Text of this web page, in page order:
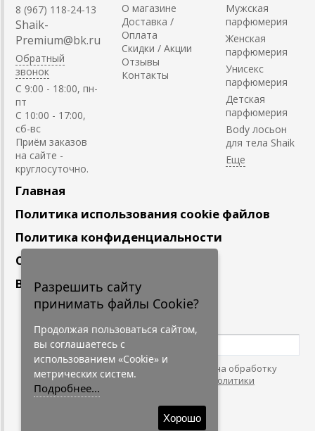
8 (967) 118-24-13
Shaik-
Premium@bk.ru
Обратный
звонок
C 9:00 - 18:00, пн-
пт
С 10:00 - 17:00,
сб-вс
Приём заказов
на сайте -
круглосуточно.
О магазине
Доставка /
Оплата
Скидки / Акции
Отзывы
Контакты
Мужская
парфюмерия
Женская
парфюмерия
Унисекс
парфюмерия
Детская
парфюмерия
Body лосьон
для тела Shaik
Главная
Политика использования cookie файлов
Политика конфиденциальности
Сотрудничество
Вакансии
Подпишитесь
Нажимая на кнопку, я даю согласие на обработку
персональных данных. С условиями
"Политики
Конфидециальности"
Разрешить сайту
принимать файлы Cookie?
Продолжая пользоваться сайтом,
вы соглашаетесь с
использованием «Cookie» и
метрических систем.
Подробнее...
Хорошо